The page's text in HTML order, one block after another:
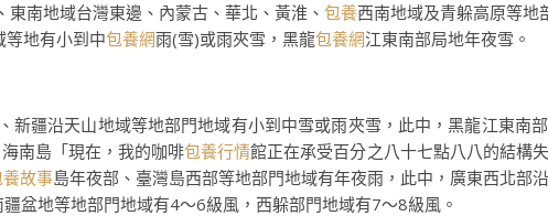
東南地域台灣東邊、內蒙古、華北、黃淮、 包養西南地域及青躲高原等地
地有小到中包養網雨(雪)或雨夾雪，黑龍包養網江東南部局地年夜雪。
疆沿天山地域等地部門地域有小到中雪或雨夾雪，此中，黑龍江東南
南島「現在，我的咖啡包養行情館正在承受百分之八十七點八八的結構
故事島年夜部、臺灣島西部等地部門地域有年夜雨，此中，廣東西北部
盆地等地部門地域有4～6級風，西躲部門地域有7～8級風。